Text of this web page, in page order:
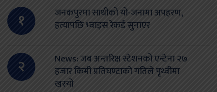
१
जनकपुरमा साथीको यो-जनामा अपहरण,
हत्यापछि भ्वाइस रेकर्ड सुनाएर
२
News: जब अन्तरिक्ष स्टेशनको एन्टेना २७
हजार किमी प्रतिघण्टाको गतिले पृथ्वीमा
खस्यो